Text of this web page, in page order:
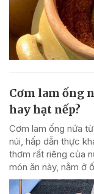
Cơm lam ống
hay hạt nếp?
Cơm lam ống nứa
núi, hấp dẫn thực
thơm rất riêng của
món ăn này, nằm ở